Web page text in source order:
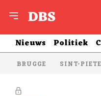
Nieuws Politiek
BRUGGE SINT-